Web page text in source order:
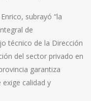
subrayó “la
de
técnico de la Dirección
del sector privado en
garantiza
calidad y